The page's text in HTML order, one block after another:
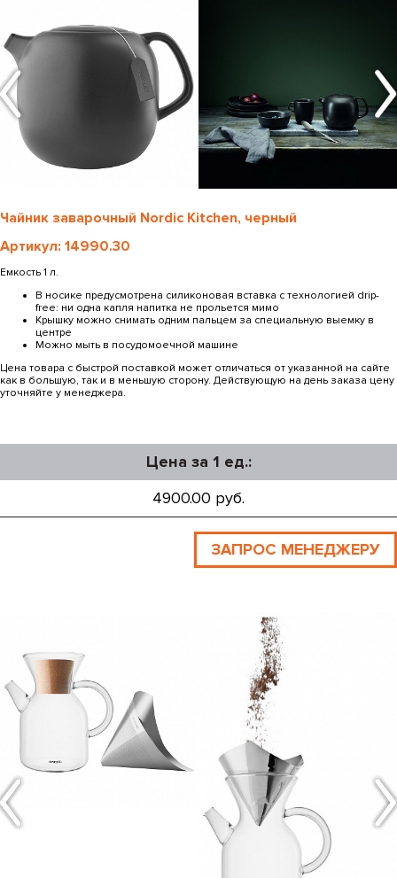
Чайник заварочный Nordic Kitchen, черный
Артикул: 14990.30
Емкость 1 л.
В носике предусмотрена силиконовая вставка с технологией drip-
free: ни одна капля напитка не прольется мимо
Крышку можно снимать одним пальцем за специальную выемку в
центре
Можно мыть в посудомоечной машине
Цена товара с быстрой поставкой может отличаться от указанной на сайте
как в большую, так и в меньшую сторону. Действующую на день заказа цену
уточняйте у менеджера.
Цена за 1 ед.:
4900.00 руб.
ЗАПРОС МЕНЕДЖЕРУ